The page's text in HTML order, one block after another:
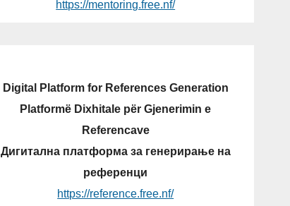
https://mentoring.free.nf/
Digital Platform for References Generation
Platformë Dixhitale për Gjenerimin e
Referencave
Дигитална платформа за генерирање на
референци
https://reference.free.nf/